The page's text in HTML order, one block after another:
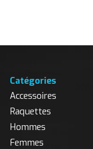
Catégories
Accessoires
Raquettes
Hommes
Femmes